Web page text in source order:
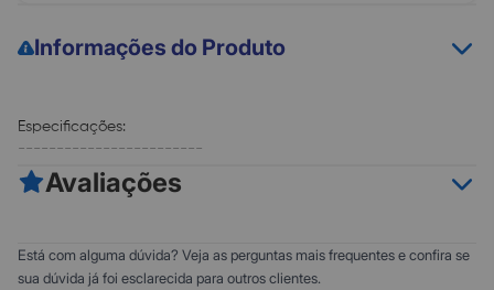
Informações do Produto
Especificações:
------------------------
. Tecnologia 2.4Ghz
. 1200 dpi
. Alcance: 10 metros
. Alimentação: 2 pilhas AAA (não inclusas).
Avaliações
5
4
Está com alguma dúvida? Veja as perguntas mais frequentes e confira se
sua dúvida já foi esclarecida para outros clientes.